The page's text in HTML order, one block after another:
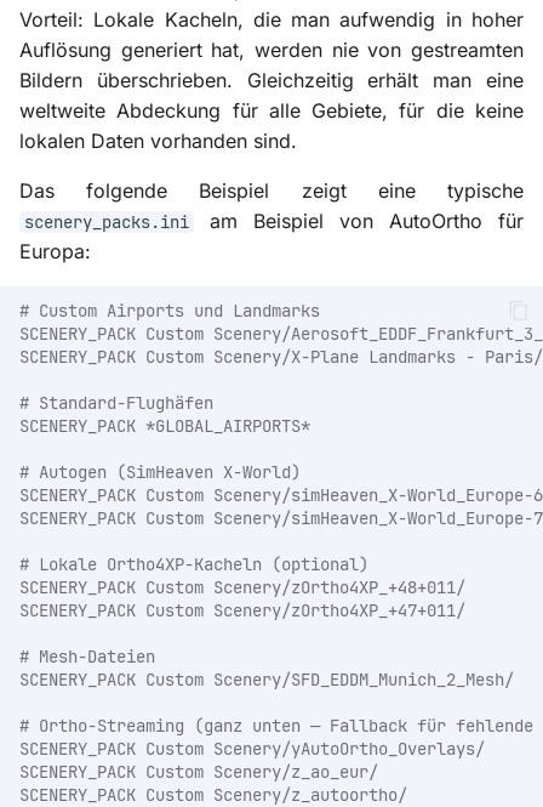
Vorteil: Lokale Kacheln, die man aufwendig in hoher
Auflösung generiert hat, werden nie von gestreamten
Bildern überschrieben. Gleichzeitig erhält man eine
weltweite Abdeckung für alle Gebiete, für die keine
lokalen Daten vorhanden sind.
Das folgende Beispiel zeigt eine typische
scenery_packs.ini
am Beispiel von AutoOrtho für
Europa:
# Custom Airports und Landmarks
SCENERY_PACK Custom Scenery/
SCENERY_PACK Custom Scenery/X-Plane Landmarks - Paris/
# Standard-Flughäfen
SCENERY_PACK *GLOBAL_AIRPORTS*
# Autogen (SimHeaven X-World)
SCENERY_PACK Custom Scenery/simHeaven_X-
SCENERY_PACK Custom Scenery/simHeaven_X-
# Lokale Ortho4XP-Kacheln (optional)
SCENERY_PACK Custom Scenery/zOrtho4XP_+48+011/
SCENERY_PACK Custom Scenery/zOrtho4XP_+47+011/
# Mesh-Dateien
SCENERY_PACK Custom Scenery/SFD_EDDM_Munich_2_Mesh/
# Ortho-Streaming (ganz unten — Fallback für
SCENERY_PACK Custom Scenery/yAutoOrtho_Overlays/
SCENERY_PACK Custom Scenery/z_ao_eur/
SCENERY_PACK Custom Scenery/z_autoortho/